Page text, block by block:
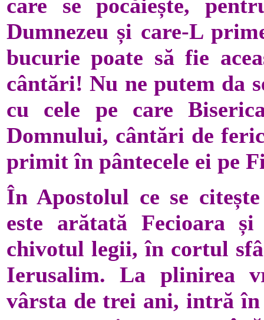
care se pocăiește,
Dumnezeu și care-L
bucurie poate să fie
cântări! Nu ne putem da
cu cele pe care
Domnului, cântări de
primit în pântecele ei pe
În Apostolul ce se
este arătată Fecioara
chivotul legii, în cortul
Ierusalim. La plinirea
vârsta de trei ani, intră în